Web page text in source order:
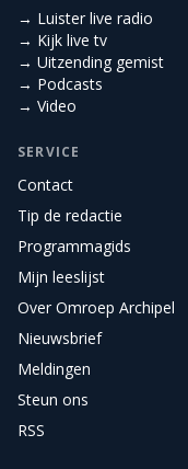
→ Luister live radio
→ Kijk live tv
→ Uitzending gemist
→ Podcasts
→ Video
SERVICE
Contact
Tip de redactie
Programmagids
Mijn leeslijst
Over Omroep Archipel
Nieuwsbrief
Meldingen
Steun ons
RSS